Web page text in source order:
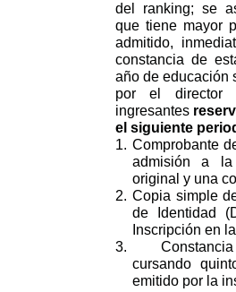
del ranking; se
que tiene mayor
admitido,
constancia de
año de educación
por el director
ingresantes
el siguiente
1. Comprobante
admisión a
original y una
2. Copia simple
de Identidad
Inscripción en
3.
cursando
emitido por la